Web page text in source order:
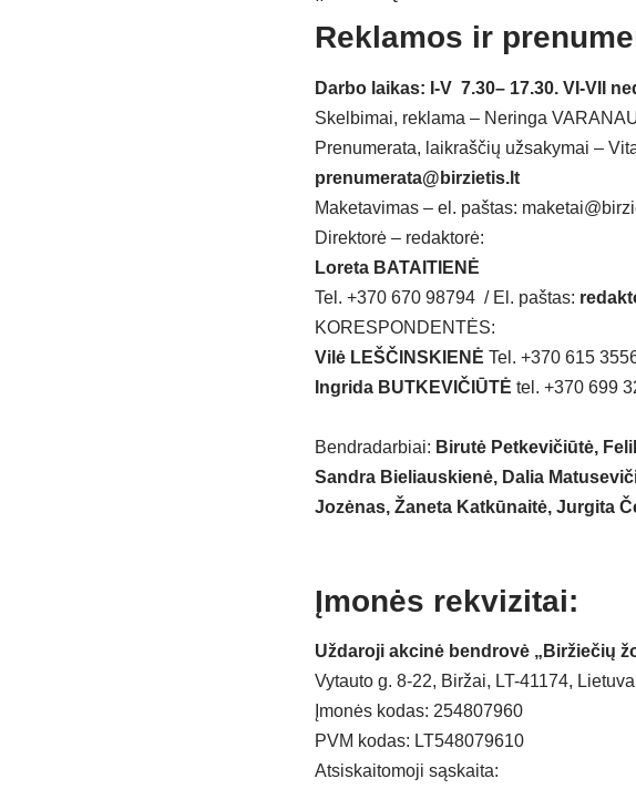
Reklamos ir
Darbo laikas: I-V 7.30– 17.30. VI-VII
Skelbimai, reklama – Neringa
Prenumerata, laikraščių užsakymai –
prenumerata@birzietis.lt
Maketavimas – el. paštas:
Direktorė – redaktorė:
Loreta BATAITIENĖ
Tel. +370 670 98794 / El. paštas:
KORESPONDENTĖS:
Vilė LEŠČINSKIENĖ Tel. +370 615
Ingrida BUTKEVIČIŪTĖ tel. +370 699
Bendradarbiai: Birutė Petkevičiūtė,
Sandra Bieliauskienė, Dalia
Jozėnas, Žaneta Katkūnaitė, Jurgita
Įmonės rekvizitai:
Uždaroji akcinė bendrovė „Biržiečių
Vytauto g. 8-22, Biržai, LT-41174, Lietuva
Įmonės kodas: 254807960
PVM kodas: LT548079610
Atsiskaitomoji sąskaita: